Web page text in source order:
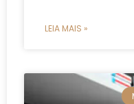
LEIA MAIS »